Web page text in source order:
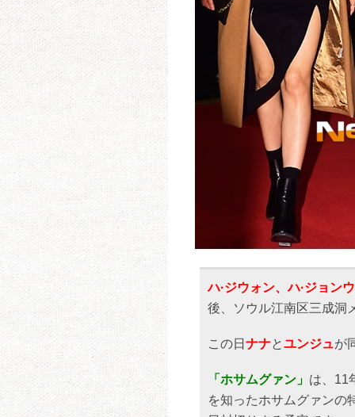
ハ·ジウォン、ハ·ジョンウ
後、ソウル江南区三成洞
この日 ナナとユンジュが
「ホサムグァン」 は、11
を知ったホサムグァンの